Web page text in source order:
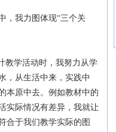
我力图体现“三个关
学活动时，我努力从学
，从生活中来，实践中
本原中去。例如教材中的
实际情况有差异，我就让
合于我们教学实际的图